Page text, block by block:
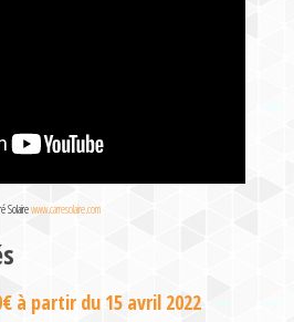
Solairewww.carresolaire.com
à partir du 15 avril 2022